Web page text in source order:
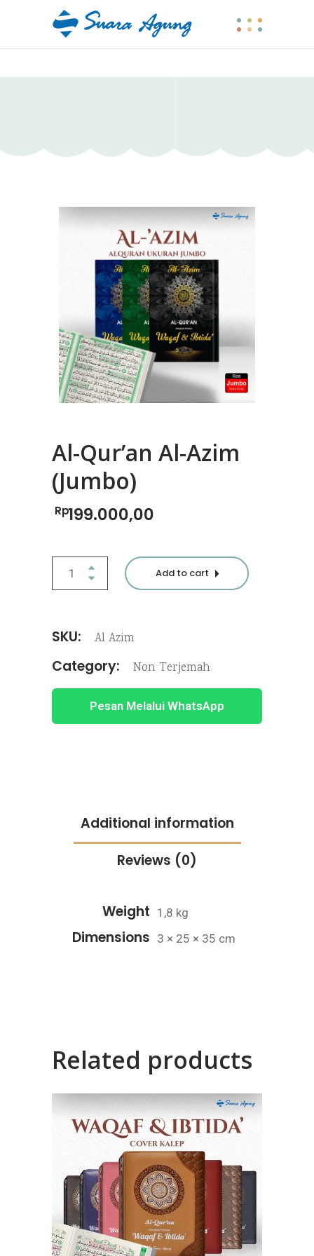
Al-Qur’an Al-Azim
(Jumbo)
Rp199.000,00
(Jumbo)
quantity
Add to cart
SKU: Al Azim
Category: Non Terjemah
Pesan Melalui WhatsApp
Additional information
Reviews (0)
Weight 1,8 kg
Dimensions 3 × 25 × 35 cm
Related products